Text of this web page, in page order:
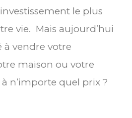
le plus
vie. Mais aujourd’hui
à vendre votre
maison ou votre
n’importe quel prix ?